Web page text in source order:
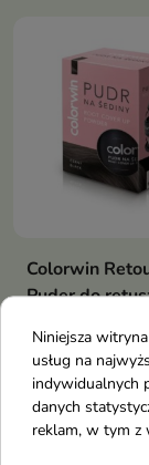
Colorwin
Puder do
aplikatorem /
3.2 g
Puder to idealne
wszystkich, którzy
się pięknymi,
10,72 €
Niniejsza
usług na
indywidualnych
danych
reklam, w tym z